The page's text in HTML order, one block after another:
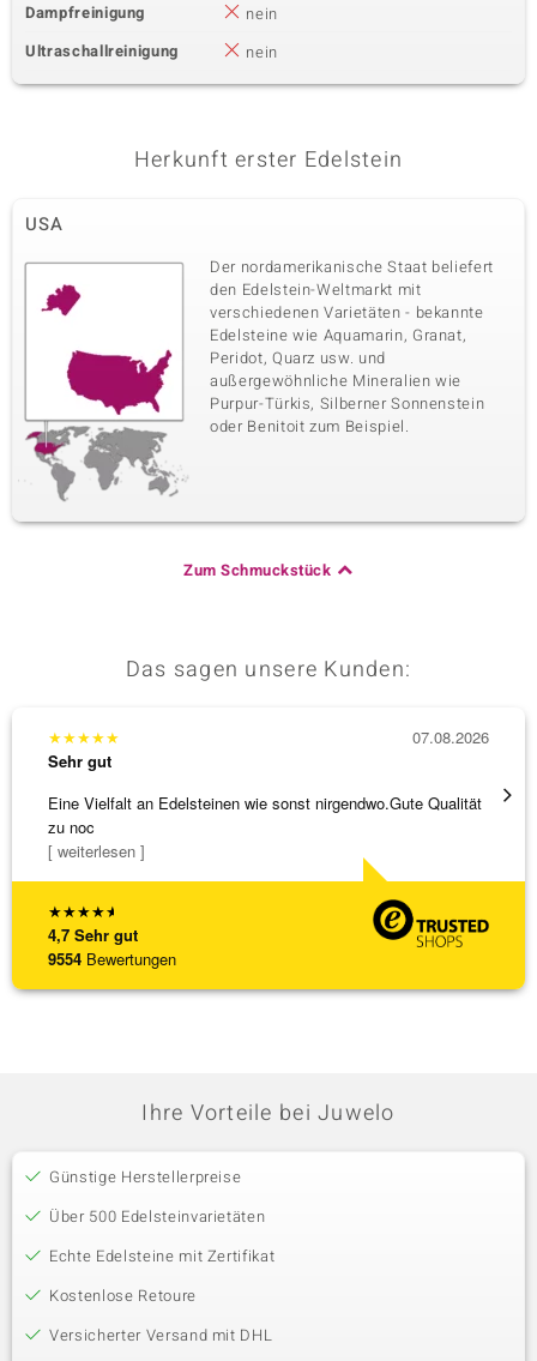
Dampfreinigung
nein
Ultraschallreinigung
nein
Herkunft erster Edelstein
USA
Der nordamerikanische Staat beliefert
den Edelstein-Weltmarkt mit
verschiedenen Varietäten - bekannte
Edelsteine wie Aquamarin, Granat,
Peridot, Quarz usw. und
außergewöhnliche Mineralien wie
Purpur-Türkis, Silberner Sonnenstein
oder Benitoit zum Beispiel.
Zum Schmuckstück
Das sagen unsere Kunden:
★★★★★
4,7 Sehr gut
9554 Bewertungen
★★★★★
Sehr gut
Eine Vielfalt an Edelsteinen wie sonst nirgendwo.Gute Qualität
zu noc
[ weiterlesen ]
07.08.2026
Ihre Vorteile bei Juwelo
Günstige Herstellerpreise
Über 500 Edelsteinvarietäten
Echte Edelsteine mit Zertifikat
Kostenlose Retoure
Versicherter Versand mit DHL